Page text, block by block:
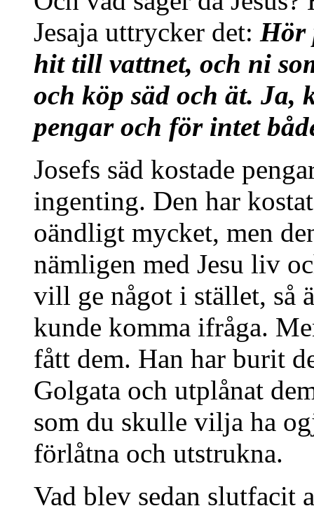
Jesaja uttrycker det: Hör
hit till vattnet, och ni
och köp säd och ät. Ja,
pengar och för intet
Josefs säd kostade
ingenting. Den har
oändligt mycket, men
nämligen med Jesu liv
vill ge något i stället, så
kunde komma ifråga.
fått dem. Han har burit
Golgata och utplånat
som du skulle vilja ha
förlåtna och utstrukna.
Vad blev sedan slutfacit